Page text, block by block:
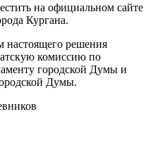
на официальном сайте
Кургана.
настоящего решения
комиссию по
городской Думы и
Думы.